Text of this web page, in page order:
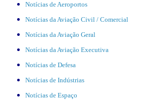
Notícias de Aeroportos
Notícias da Aviação Civil / Comercial
Notícias da Aviação Geral
Notícias da Aviação Executiva
Notícias de Defesa
Notícias de Indústrias
Notícias de Espaço